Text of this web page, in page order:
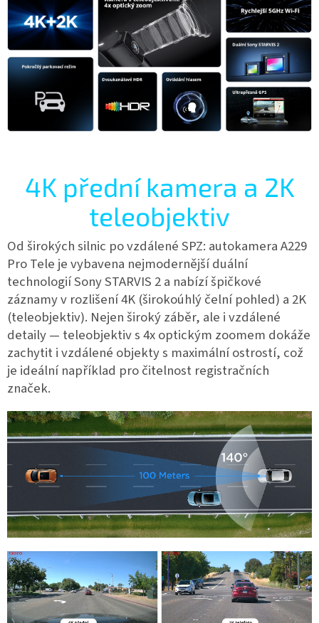
4K přední kamera a 2K
teleobjektiv
Od širokých silnic po vzdálené SPZ: autokamera A229
Pro Tele je vybavena nejmodernější duální
technologií Sony STARVIS 2 a nabízí špičkové
záznamy v rozlišení 4K (širokoúhlý čelní pohled) a 2K
(teleobjektiv). Nejen široký záběr, ale i vzdálené
detaily — teleobjektiv s 4x optickým zoomem dokáže
zachytit i vzdálené objekty s maximální ostrostí, což
je ideální například pro čitelnost registračních
značek.